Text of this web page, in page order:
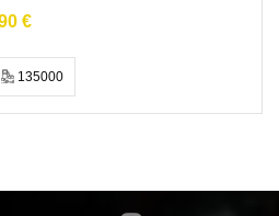
€
135000